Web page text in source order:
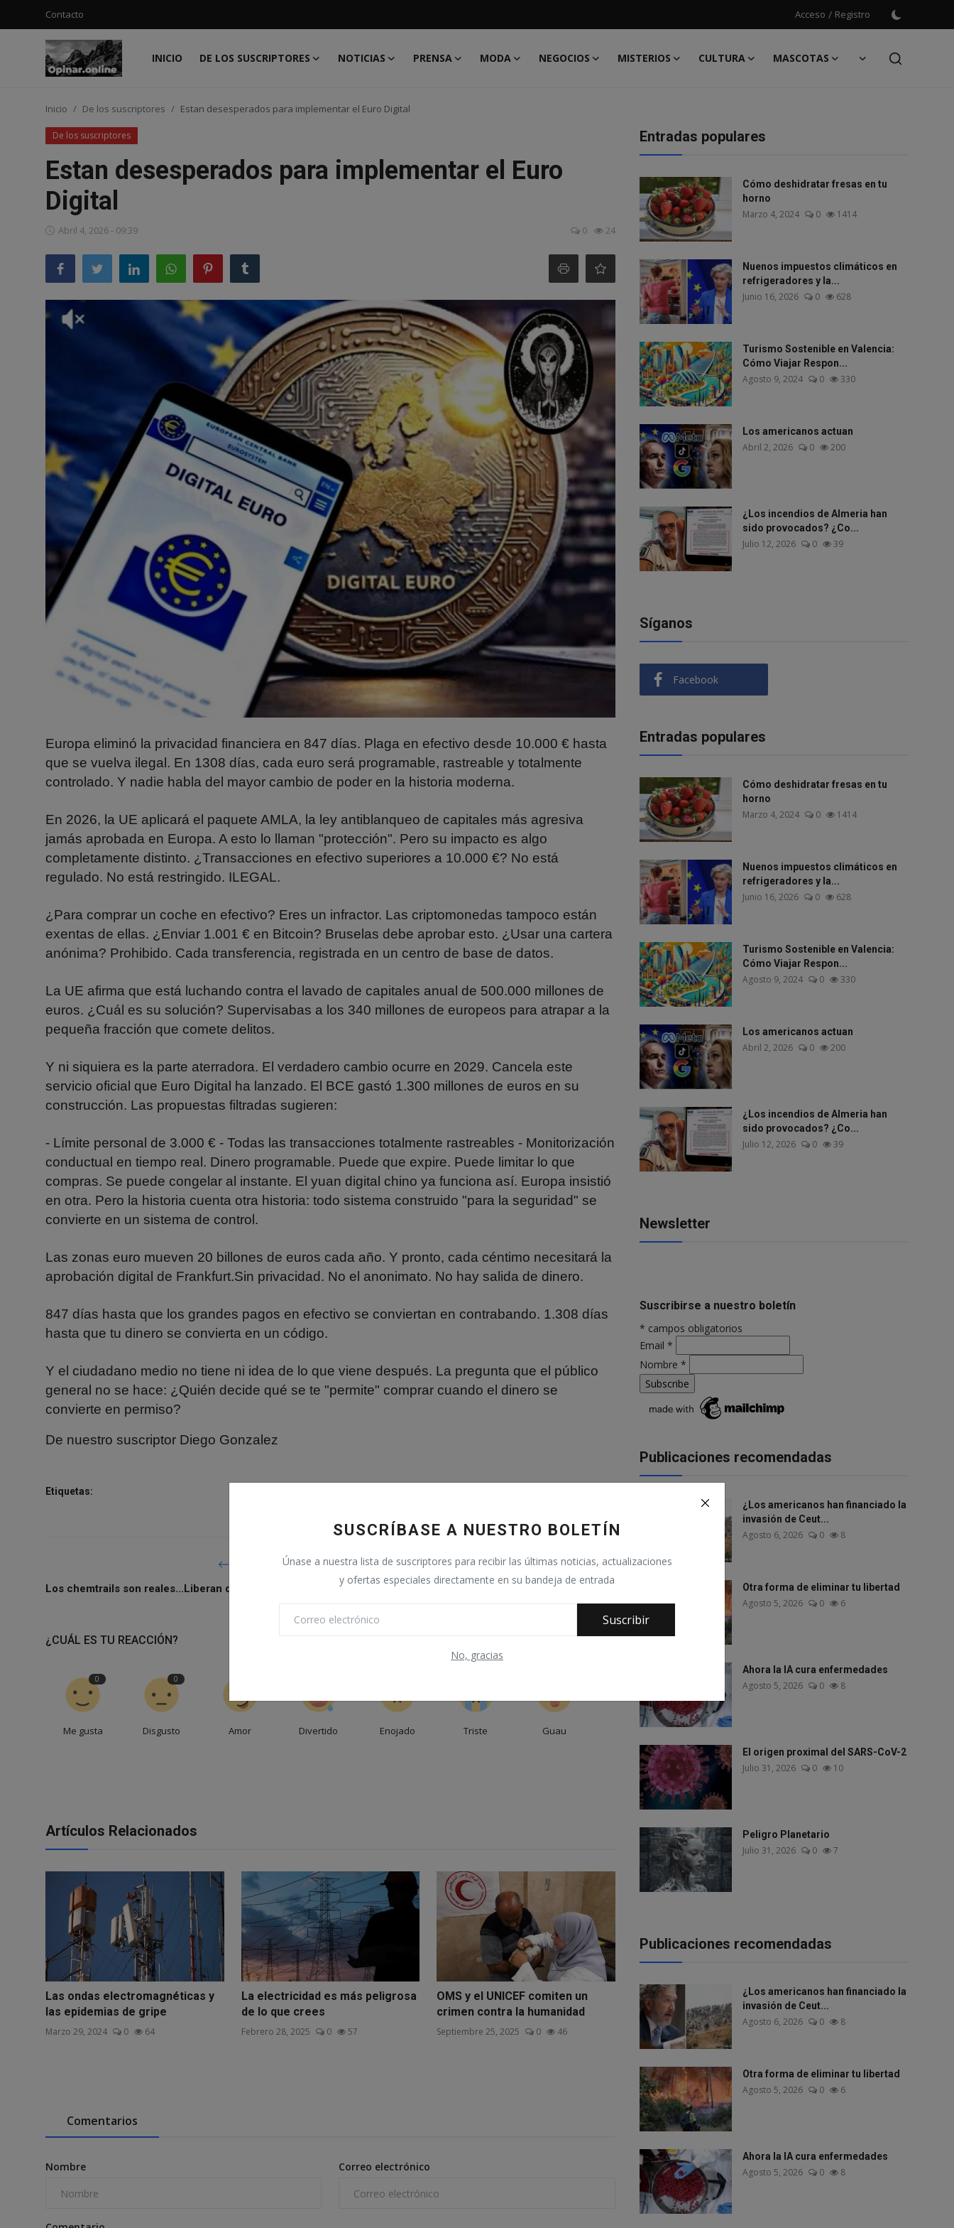
Contacto Acceso / Registro
INICIO DE LOS SUSCRIPTORES NOTICIAS PRENSA MODA NEGOCIOS MISTERIOS CULTURA
MASCOTAS
Acceso
De los suscriptores
Noticias
Informatica
SUSCRÍBASE A NUESTRO BOLETÍN
Únase a nuestra lista de suscriptores para recibir las últimas noticias, actualizaciones
y ofertas especiales directamente en su bandeja de entrada
Suscribir
No, gracias
Inicio De los suscriptores Estan desesperados para implementar el Euro Digital
De los suscriptores
Estan desesperados para implementar el Euro
Digital
Abril 4, 2026 - 09:39 0 24
Europa eliminó la privacidad financiera en 847 días. Plaga en efectivo desde 10.000 € hasta
que se vuelva ilegal. En 1308 días, cada euro será programable, rastreable y totalmente
controlado. Y nadie habla del mayor cambio de poder en la historia moderna.
En 2026, la UE aplicará el paquete AMLA, la ley antiblanqueo de capitales más agresiva
jamás aprobada en Europa. A esto lo llaman "protección". Pero su impacto es algo
completamente distinto. ¿Transacciones en efectivo superiores a 10.000 €? No está
regulado. No está restringido. ILEGAL.
¿Para comprar un coche en efectivo? Eres un infractor. Las criptomonedas tampoco están
exentas de ellas. ¿Enviar 1.001 € en Bitcoin? Bruselas debe aprobar esto. ¿Usar una cartera
anónima? Prohibido. Cada transferencia, registrada en un centro de base de datos.
La UE afirma que está luchando contra el lavado de capitales anual de 500.000 millones de
euros. ¿Cuál es su solución? Supervisabas a los 340 millones de europeos para atrapar a la
pequeña fracción que comete delitos.
Y ni siquiera es la parte aterradora. El verdadero cambio ocurre en 2029. Cancela este
servicio oficial que Euro Digital ha lanzado. El BCE gastó 1.300 millones de euros en su
construcción. Las propuestas filtradas sugieren:
- Límite personal de 3.000 € - Todas las transacciones totalmente rastreables - Monitorización
conductual en tiempo real. Dinero programable. Puede que expire. Puede limitar lo que
compras. Se puede congelar al instante. El yuan digital chino ya funciona así. Europa insistió
en otra. Pero la historia cuenta otra historia: todo sistema construido "para la seguridad" se
convierte en un sistema de control.
Las zonas euro mueven 20 billones de euros cada año. Y pronto, cada céntimo necesitará la
aprobación digital de Frankfurt.Sin privacidad. No el anonimato. No hay salida de dinero.
847 días hasta que los grandes pagos en efectivo se conviertan en contrabando. 1.308 días
hasta que tu dinero se convierta en un código.
Y el ciudadano medio no tiene ni idea de lo que viene después. La pregunta que el público
general no se hace: ¿Quién decide qué se te "permite" comprar cuando el dinero se
convierte en permiso?
De nuestro suscriptor Diego Gonzalez
Etiquetas:
ARTÍCULO ANTERIOR
Los chemtrails son reales...Liberan químicos en el aire
ARTÍCULO SIGUIENTE
Ya empiezan ... EL DEMONIO DE EUROPA ????
¿CUÁL ES TU REACCIÓN?
0
Me gusta
0
Disgusto Amor Divertido Enojado Triste Guau
Artículos Relacionados
Las ondas electromagnéticas y
las epidemias de gripe
Marzo 29, 2024 0 64
La electricidad es más peligrosa
de lo que crees
Febrero 28, 2025 0 57
OMS y el UNICEF comiten un
crimen contra la humanidad
Septiembre 25, 2025 0 46
Comentarios
Nombre Correo electrónico
Entradas populares
Cómo deshidratar fresas en tu
horno
Marzo 4, 2024 0 1414
Nuenos impuestos climáticos en
refrigeradores y la...
Junio 16, 2026 0 628
Turismo Sostenible en Valencia:
Cómo Viajar Respon...
Agosto 9, 2024 0 330
Los americanos actuan
Abril 2, 2026 0 200
¿Los incendios de Almeria han
sido provocados? ¿Co...
Julio 12, 2026 0 39
Síganos
Facebook
Entradas populares
Cómo deshidratar fresas en tu
horno
Marzo 4, 2024 0 1414
Nuenos impuestos climáticos en
refrigeradores y la...
Junio 16, 2026 0 628
Turismo Sostenible en Valencia:
Cómo Viajar Respon...
Agosto 9, 2024 0 330
Los americanos actuan
Abril 2, 2026 0 200
¿Los incendios de Almeria han
sido provocados? ¿Co...
Julio 12, 2026 0 39
Newsletter
Suscribirse a nuestro boletín
* campos obligatorios
Email *
Nombre *
Publicaciones recomendadas
¿Los americanos han financiado la
invasión de Ceut...
Agosto 6, 2026 0 8
Otra forma de eliminar tu libertad
Agosto 5, 2026 0 6
Ahora la IA cura enfermedades
Agosto 5, 2026 0 8
El origen proximal del SARS-CoV-2
Julio 31, 2026 0 10
Peligro Planetario
Julio 31, 2026 0 7
Publicaciones recomendadas
¿Los americanos han financiado la
invasión de Ceut...
Agosto 6, 2026 0 8
Otra forma de eliminar tu libertad
Agosto 5, 2026 0 6
Ahora la IA cura enfermedades
Agosto 5, 2026 0 8